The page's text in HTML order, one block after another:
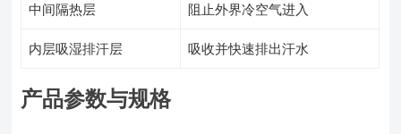
中间隔热层 阻止外界冷空气进入
内层吸湿排汗层 吸收并快速排出汗水
产品参数与规格